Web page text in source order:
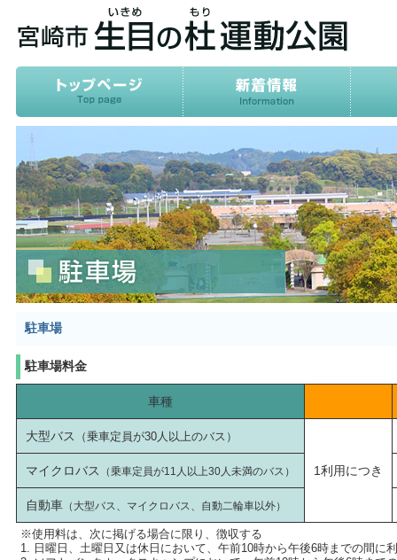
駐車場
駐車場料金
車種
大型バス （乗車定員が30人以上のバス）
1利用につき
マイクロバス （乗車定員が11人以上30人未満のバス）
自動車（大型バス、マイクロバス、自動二輪車以外）
※使用料は、次に掲げる場合に限り、徴収する
1. 日曜日、土曜日又は休日において、午前10時から午後6時までの間に